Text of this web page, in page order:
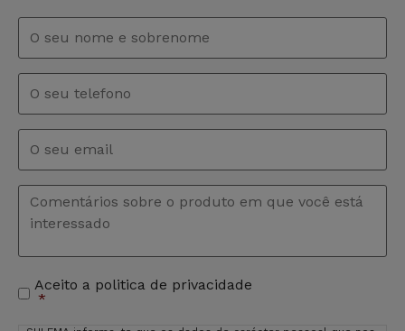
sobrenome *
Comentários
Aceitação
de
Aceito a politica de privacidade
*